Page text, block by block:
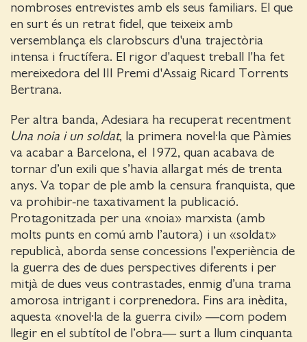
nombroses entrevistes amb els seus familiars. El que
en surt és un retrat fidel, que teixeix amb
versemblança els clarobscurs d'una trajectòria
intensa i fructífera. El rigor d'aquest treball l'ha fet
mereixedora del III Premi d'Assaig Ricard Torrents
Bertrana.
Per altra banda, Adesiara ha recuperat recentment
Una noia i un soldat, la primera novel·la que Pàmies
va acabar a Barcelona, el 1972, quan acabava de
tornar d’un exili que s’havia allargat més de trenta
anys. Va topar de ple amb la censura franquista, que
va prohibir-ne taxativament la publicació.
Protagonitzada per una «noia» marxista (amb
molts punts en comú amb l’autora) i un «soldat»
republicà, aborda sense concessions l’experiència de
la guerra des de dues perspectives diferents i per
mitjà de dues veus contrastades, enmig d’una trama
amorosa intrigant i corprenedora. Fins ara inèdita,
aquesta «novel·la de la guerra civil» —com podem
llegir en el subtítol de l’obra— surt a llum cinquanta